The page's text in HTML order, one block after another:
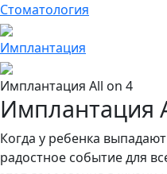
Cтоматология
Имплантация
Имплантация All on 4
Имплантация
Когда у ребенка
радостное событие для